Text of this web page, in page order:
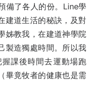
備了各人的份。Line學
建道生活的秘訣，及對
姊教我，在建道神學院
製造獨處時間。所以我
課後時間去運動場跑
畢竟牧者的健康也是需